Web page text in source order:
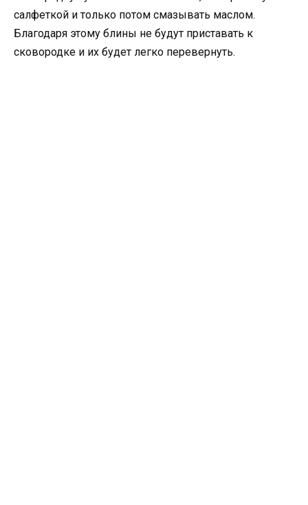
салфеткой и только потом смазывать маслом.
Благодаря этому блины не будут приставать к
сковородке и их будет легко перевернуть.